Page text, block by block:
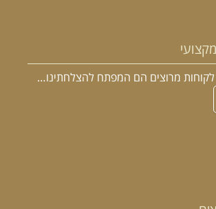
לקוחות מרוצים הם המפתח להצלחתינו…